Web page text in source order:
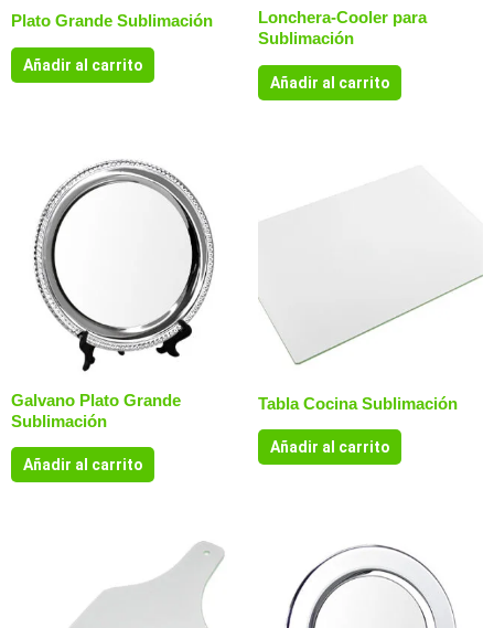
Plato Grande Sublimación
Añadir al carrito
Lonchera-Cooler para
Sublimación
Añadir al carrito
Galvano Plato Grande
Sublimación
Añadir al carrito
Tabla Cocina Sublimación
Añadir al carrito